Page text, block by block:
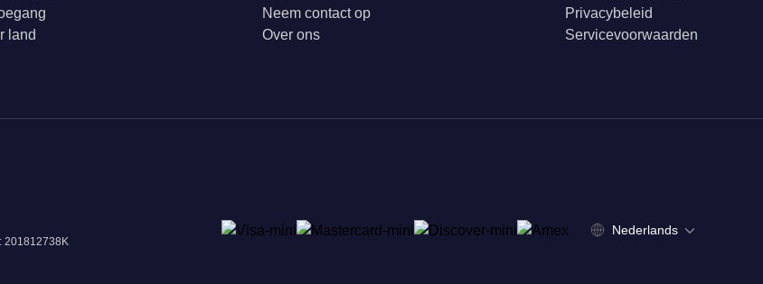
land
Neem contact op
Over ons
Privacybeleid
Servicevoorwaarden
201812738K
Nederlands